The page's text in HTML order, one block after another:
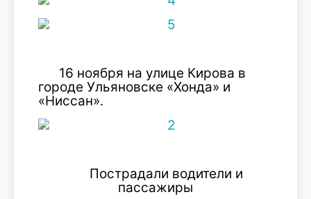
16 ноября на улице Кирова в
городе Ульяновске «Хонда» и
«Ниссан».
Пострадали водители и
пассажиры